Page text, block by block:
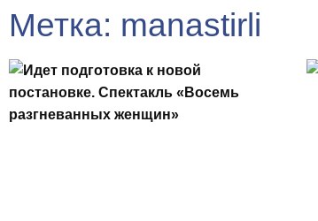
Метка: manastirli